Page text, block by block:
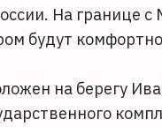
На границе с
будут
на берегу